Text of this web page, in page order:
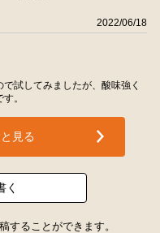
2022/06/18
試してみましたが、酸味強く
。
見る
く
することができます。